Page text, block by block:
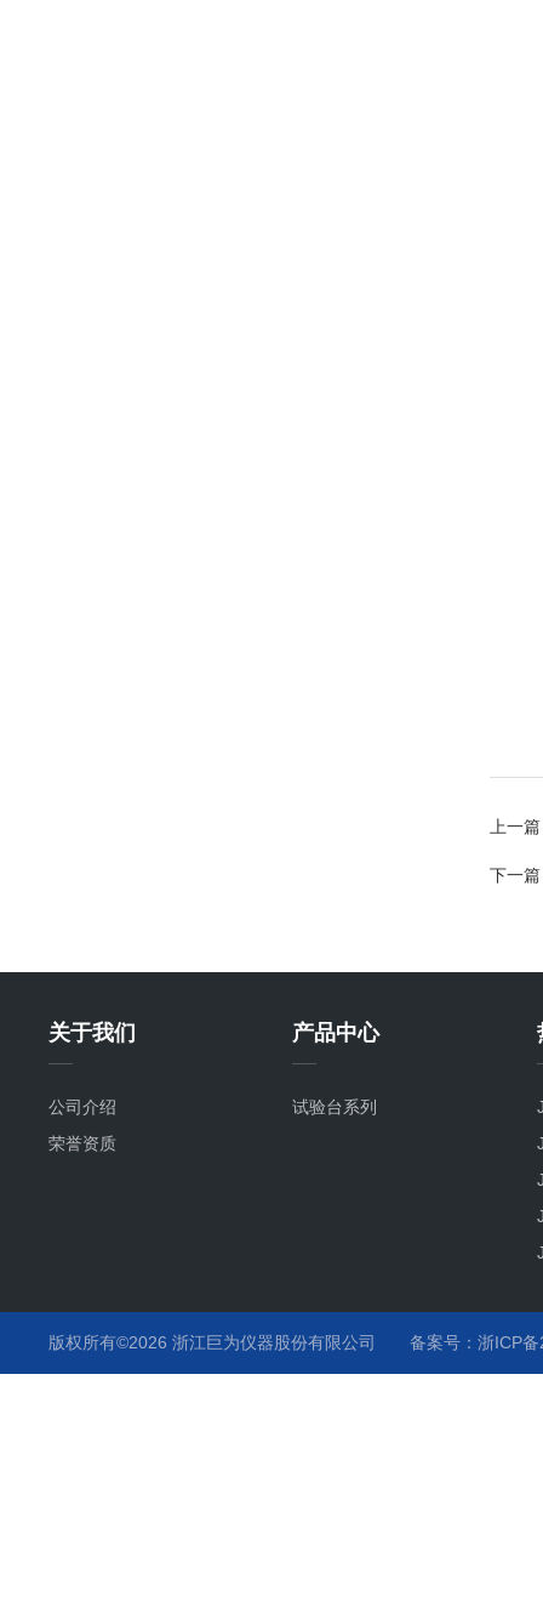
上一
下一
关于我们
公司介绍
荣誉资质
产品中心
试验台系列
版权所有©2026 浙江巨为仪器股份有限公司 备案号：浙ICP